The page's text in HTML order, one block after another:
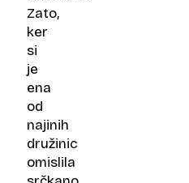
Zato,
ker
si
je
ena
od
najinih
družinic
omislila